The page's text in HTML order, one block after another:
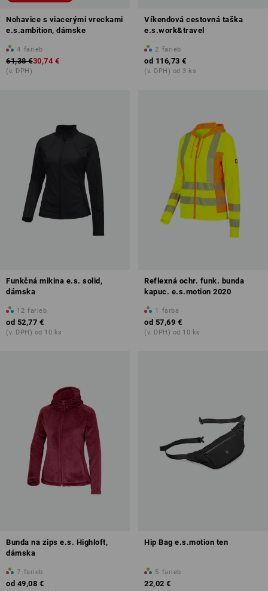
Nohavice s viacerými vreckami
e.s.ambition, dámske
4 farieb
61,38 €30,74 €
(v. DPH)
Víkendová cestovná taška
e.s.work&travel
2 farieb
od 116,73 €
(v. DPH) od 3 ks
Funkčná mikina e.s. solid,
dámska
12 farieb
od 52,77 €
(v. DPH) od 10 ks
Reflexná ochr. funk. bunda
kapuc. e.s.motion 2020
1 farba
od 57,69 €
(v. DPH) od 10 ks
Bunda na zips e.s. Highloft,
dámska
7 farieb
od 49,08 €
Hip Bag e.s.motion ten
5 farieb
22,02 €